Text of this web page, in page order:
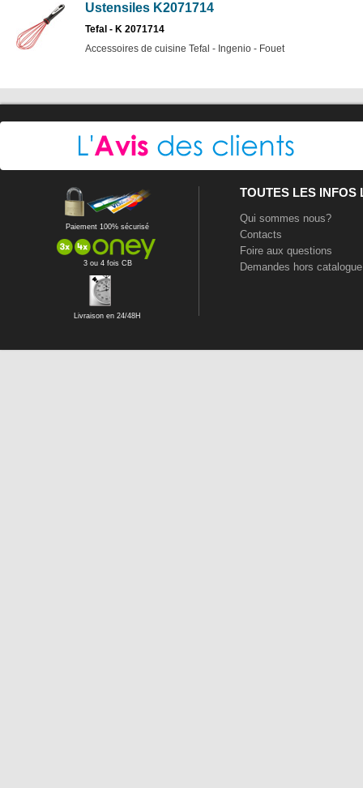
Ustensiles K2071714
Tefal - K 2071714
Accessoires de cuisine Tefal - Ingenio - Fouet
Paiement 100% sécurisé
3 ou 4 fois CB
Livraison en 24/48H
TOUTES LES INFOS
Qui sommes nous?
Contacts
Foire aux questions
Demandes hors catalogue